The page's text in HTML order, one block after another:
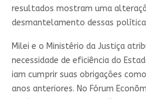
resultados mostram uma
desmantelamento dessas
Milei e o Ministério da Justiça
necessidade de eficiência do
iam cumprir suas obrigações
anos anteriores. No Fórum